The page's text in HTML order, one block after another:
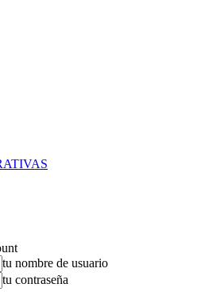
tu nombre de usuario
tu contraseña